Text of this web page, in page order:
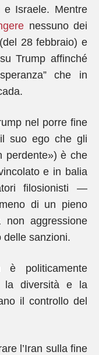
Israele. Mentre
nessuno dei
28 febbraio) e
Trump affinché
che in
nel porre fine
suo ego che gli
perdente») è che
e in balia
filosionisti —
di un pieno
aggressione
delle sanzioni.
politicamente
la diversità e la
il controllo del
l’Iran sulla fine